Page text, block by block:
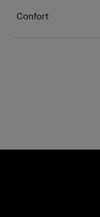
Confort